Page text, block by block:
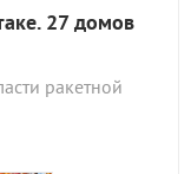
27 домов
ракетной